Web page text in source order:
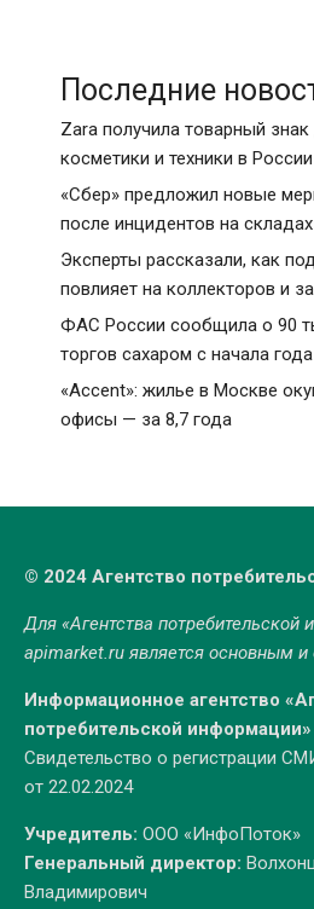
Последние
Zara получила товарный
косметики и техники в России
«Сбер» предложил новые
после инцидентов на
Эксперты рассказали, как
повлияет на коллекторов и
ФАС России сообщила о 90
торгов сахаром с начала года
«Accent»: жилье в Москве
офисы — за 8,7 года
© 2024 Агентство
Для «Агентства
apimarket.ruявляется основным
Информационное агентство
потребительской информации»
Свидетельство о регистрации
от 22.02.2024
Учредитель: ООО «ИнфоПоток»
Генеральный директор:
Владимирович